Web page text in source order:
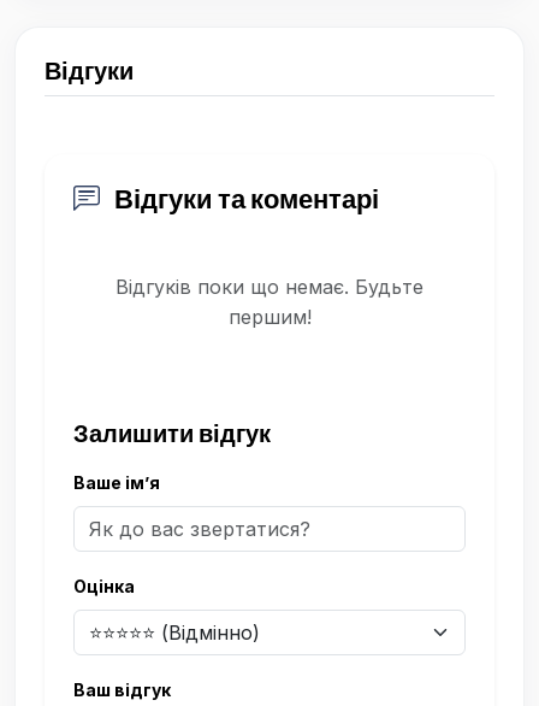
Відгуки
Відгуки та коментарі
Відгуків поки що немає. Будьте
першим!
Залишити відгук
Ваше ім’я
Оцінка
Ваш відгук